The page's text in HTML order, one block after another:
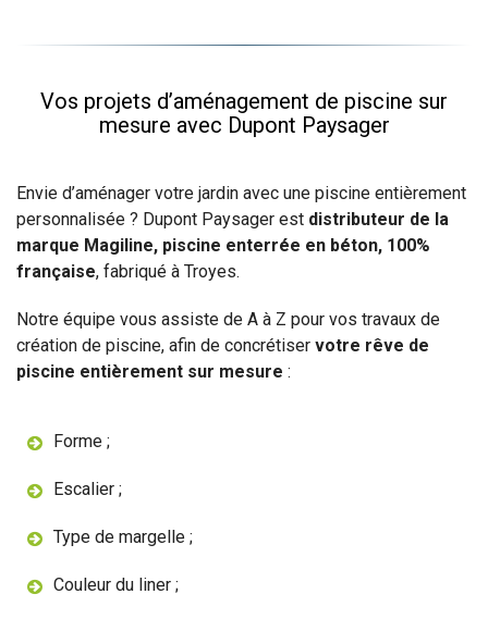
Vos projets d’aménagement de piscine sur
mesure avec Dupont Paysager
Envie d’aménager votre jardin avec une piscine entièrement
personnalisée ? Dupont Paysager est distributeur de la
marque Magiline, piscine enterrée en béton, 100%
française, fabriqué à Troyes.
Notre équipe vous assiste de A à Z pour vos travaux de
création de piscine, afin de concrétiser votre rêve de
piscine entièrement sur mesure :
Forme ;
Escalier ;
Type de margelle ;
Couleur du liner ;